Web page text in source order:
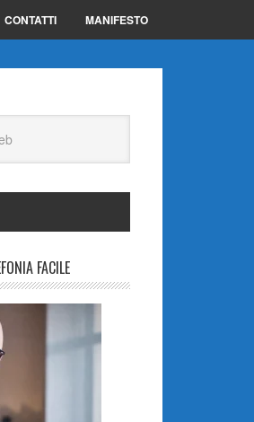
CONTATTI MANIFESTO
FACILE